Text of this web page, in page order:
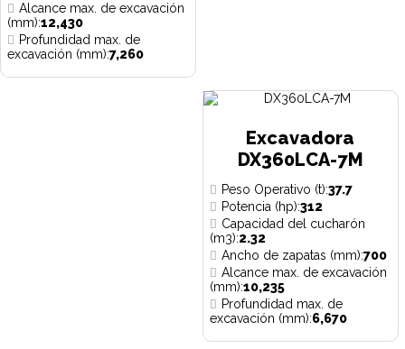
Alcance max. de excavación
(mm):12,430
Profundidad max. de
excavación (mm):7,260
Excavadora
DX360LCA-7M
Peso Operativo (t):37.7
Potencia (hp):312
Capacidad del cucharón
(m3):2.32
Ancho de zapatas (mm):700
Alcance max. de excavación
(mm):10,235
Profundidad max. de
excavación (mm):6,670